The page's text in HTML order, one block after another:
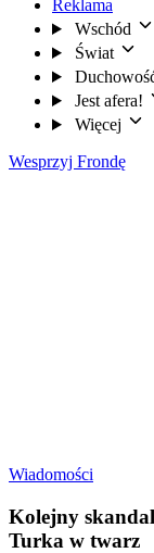
Reklama
Wschód
Świat
Jest afera!
Więcej
Wesprzyj Frondę
Wiadomości
Kolejny
Turka w twarz